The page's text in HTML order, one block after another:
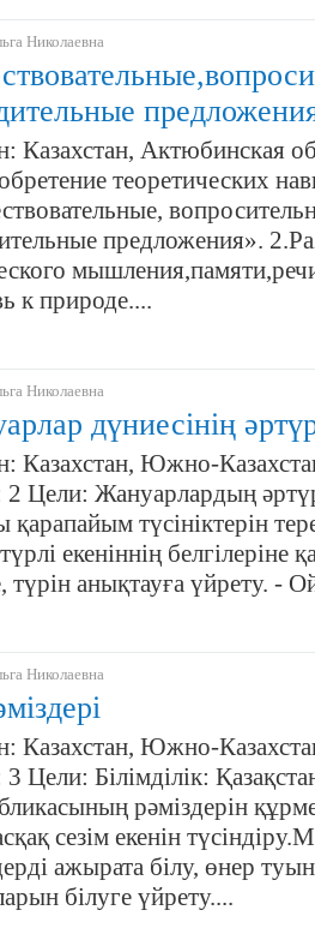
Николаевна
Казахстан, Актюбинская
теоретических
предложения».
к природе....
Николаевна
дүниесінің
Казахстан, Южно-
2 Цели: Жануарлардың
қарапайым түсініктерін
екеніннің белгілеріне
түрін анықтауға үйрету. -
Николаевна
Казахстан, Южно-
Цели: Білімділік:
рәміздерін
сезім екенін
ажырата білу, өнер
білуге үйрету....